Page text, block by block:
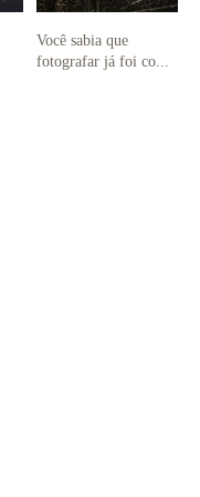
Você sabia que
fotografar já foi co...